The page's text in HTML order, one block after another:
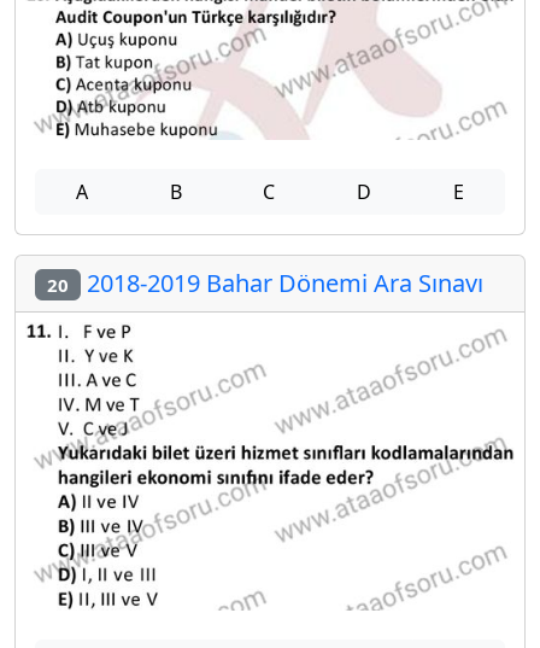
A B C D E
20 2018-2019 Bahar Dönemi Ara Sınavı